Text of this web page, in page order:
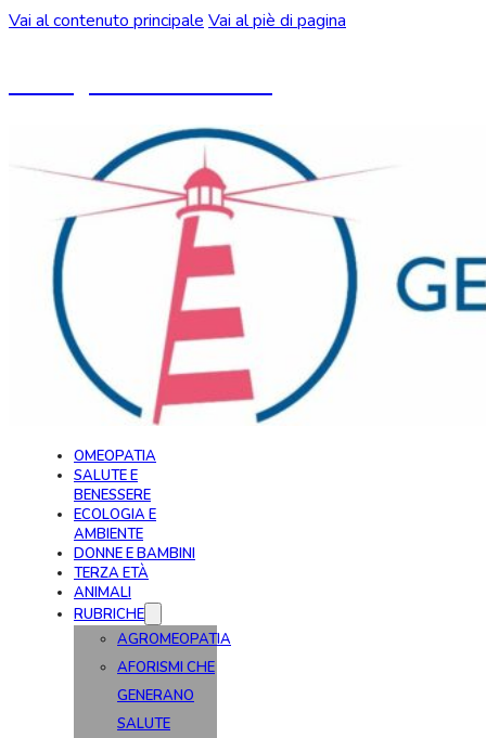
Vai al contenuto principale Vai al piè di pagina
OMEOPATIA
SALUTE E
BENESSERE
ECOLOGIA E
AMBIENTE
DONNE E BAMBINI
TERZA ETÀ
ANIMALI
RUBRICHE
AGROMEOPATIA
AFORISMI CHE
GENERANO
SALUTE